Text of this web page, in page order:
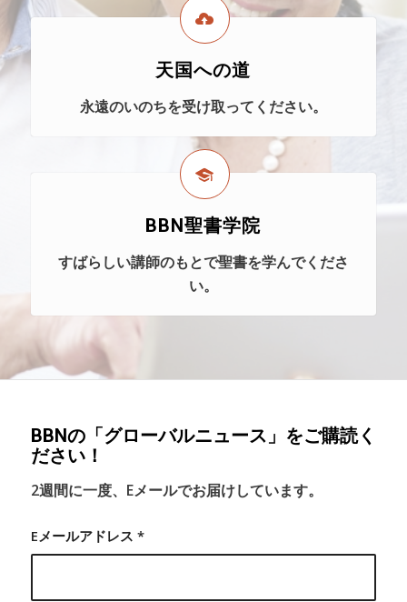
天国への道
永遠のいのちを受け取ってください。
BBN聖書学院
すばらしい講師のもとで聖書を学んでくださ
い。
BBNの「グローバルニュース」をご購読く
ださい！
2週間に一度、Eメールでお届けしています。
Eメールアドレス *